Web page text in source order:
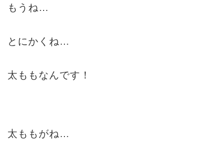
もうね…
とにかくね…
太ももなんです！
太ももがね…